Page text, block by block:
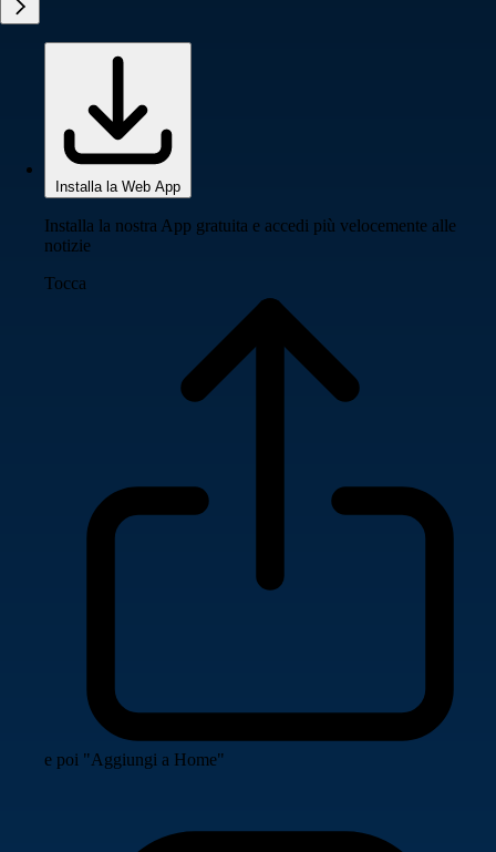
Installa la Web App
Installa la nostra App gratuita e accedi più velocemente alle
notizie
Tocca
e poi "Aggiungi a Home"